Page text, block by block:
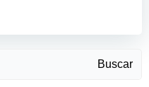
Buscar